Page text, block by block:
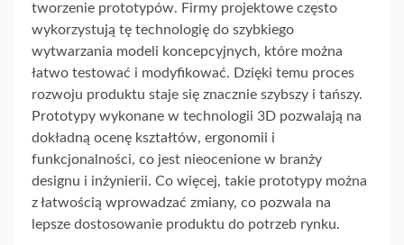
tworzenie prototypów. Firmy projektowe często
wykorzystują tę technologię do szybkiego
wytwarzania modeli koncepcyjnych, które można
łatwo testować i modyfikować. Dzięki temu proces
rozwoju produktu staje się znacznie szybszy i tańszy.
Prototypy wykonane w technologii 3D pozwalają na
dokładną ocenę kształtów, ergonomii i
funkcjonalności, co jest nieocenione w branży
designu i inżynierii. Co więcej, takie prototypy można
z łatwością wprowadzać zmiany, co pozwala na
lepsze dostosowanie produktu do potrzeb rynku.